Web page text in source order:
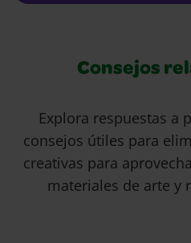
Consejos
Explora respuestas a
consejos útiles para
creativas para
materiales de arte y